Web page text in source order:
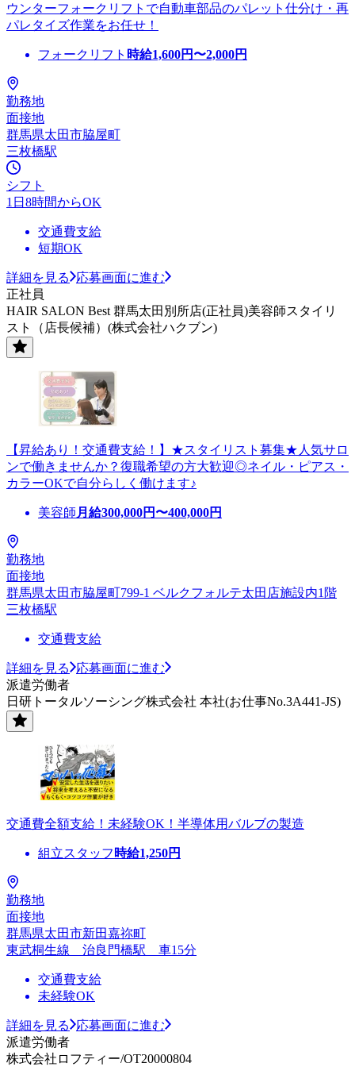
ウンターフォークリフトで自動車部品のパレット仕分け・再
パレタイズ作業をお任せ！
フォークリフト 時給1,600円〜2,000円
勤務地
面接地
群馬県太田市脇屋町
三枚橋駅
シフト
1日8時間からOK
交通費支給
短期OK
詳細を見る
応募画面に進む
正社員
HAIR SALON Best 群馬太田別所店(正社員)美容師スタイリ
スト（店長候補）(株式会社ハクブン)
【昇給あり！交通費支給！】★スタイリスト募集★人気サロ
ンで働きませんか？復職希望の方大歓迎◎ネイル・ピアス・
カラーOKで自分らしく働けます♪
美容師 月給300,000円〜400,000円
勤務地
面接地
群馬県太田市脇屋町799-1 ベルクフォルテ太田店施設内1階
三枚橋駅
交通費支給
詳細を見る
応募画面に進む
派遣労働者
日研トータルソーシング株式会社 本社(お仕事No.3A441-JS)
交通費全額支給！未経験OK！半導体用バルブの製造
組立スタッフ 時給1,250円
勤務地
面接地
群馬県太田市新田嘉祢町
東武桐生線 治良門橋駅 車15分
交通費支給
未経験OK
詳細を見る
応募画面に進む
派遣労働者
株式会社ロフティー/OT20000804